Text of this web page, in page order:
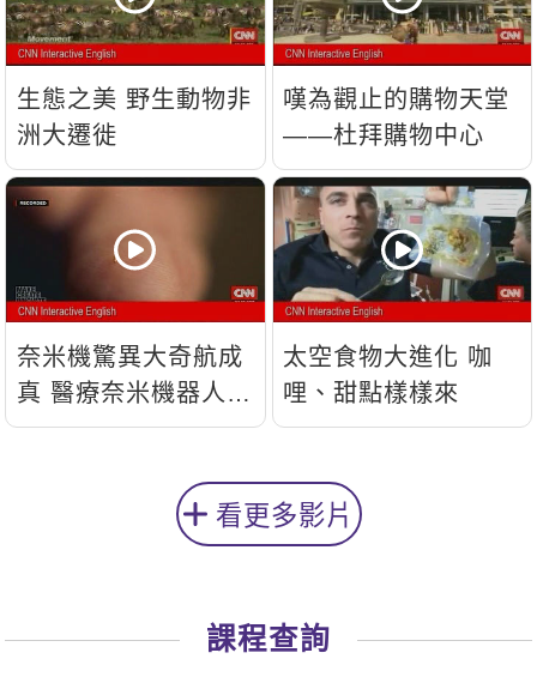
生態之美 野生動物非
洲大遷徙
嘆為觀止的購物天堂
——杜拜購物中心
奈米機驚異大奇航成
真 醫療奈米機器人問
世
太空食物大進化 咖
哩、甜點樣樣來
看更多影片
課程查詢